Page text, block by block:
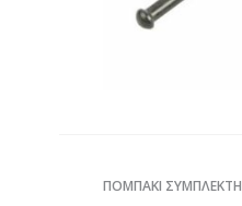
ΠΟΜΠΑΚΙ ΣΥΜΠΛΕΚΤΗ